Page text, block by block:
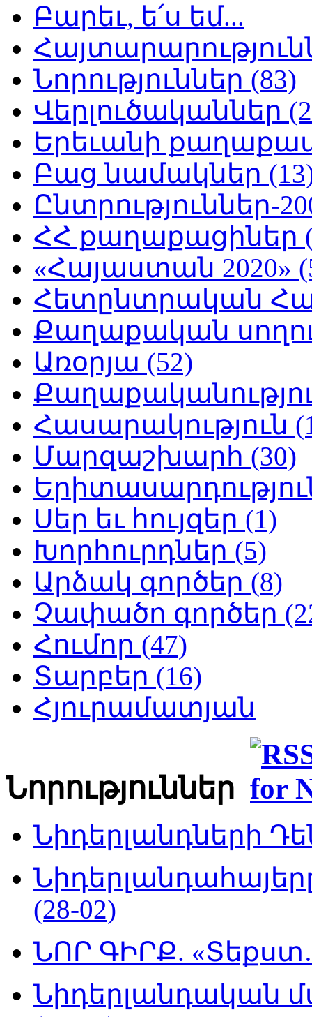
Բարեւ, ե՛ս եմ...
Նորություններ (83)
Վերլուծականներ
Երեւանի
Բաց նամակներ
Ընտրություններ-
ՀՀ քաղաքացիներ
«Հայաստան 2020»
Հետընտրական
Քաղաքական
Առօրյա (52)
Հասարակություն
Մարզաշխարհ (30)
Սեր եւ հույզեր (1)
Խորհուրդներ (5)
Արձակ գործեր (8)
Չափածո գործեր
Հումոր (47)
Տարբեր (16)
Հյուրամատյան
Նորություններ
Նիդերլանդների
(28-02)
ՆՈՐ ԳԻՐՔ.
Նիդերլանդական